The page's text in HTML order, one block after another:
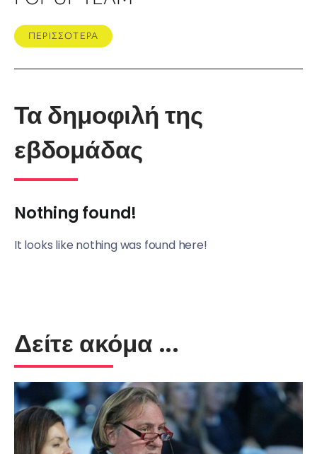
ΠΕΡΙΣΣΟΤΕΡΑ
Τα δημοφιλή της
εβδομάδας
Nothing found!
It looks like nothing was found here!
Δείτε ακόμα ...